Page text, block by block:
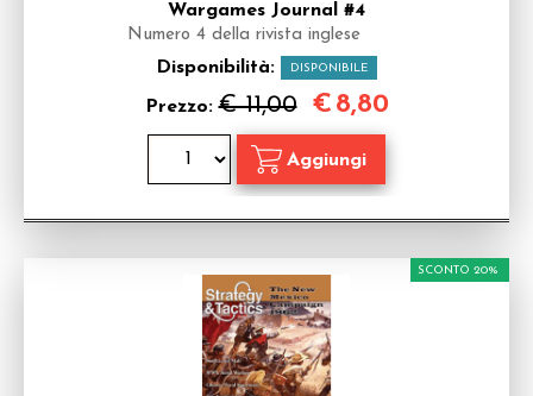
Wargames Journal #4
Numero 4 della rivista inglese
Disponibilità: DISPONIBILE
Prezzo:€ 11,00 € 8,80
SCONTO 20%